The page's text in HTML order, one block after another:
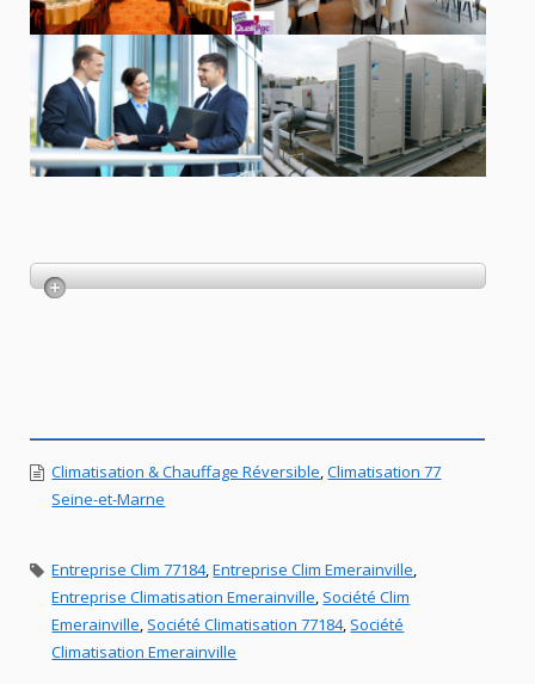
Climatisation & Chauffage Réversible,Climatisation 77
Seine-et-Marne
Entreprise Clim 77184,Entreprise Clim Emerainville,
Entreprise Climatisation Emerainville, Société Clim
Emerainville, Société Climatisation 77184, Société
Climatisation Emerainville